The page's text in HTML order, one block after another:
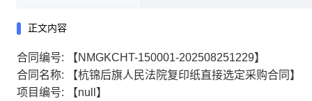
正文内容
合同编号:
【NMGKCHT-150001-202508251229】
合同名称:
【杭锦后旗人民法院复印纸直接选定采购合同】
项目编号:
【null】